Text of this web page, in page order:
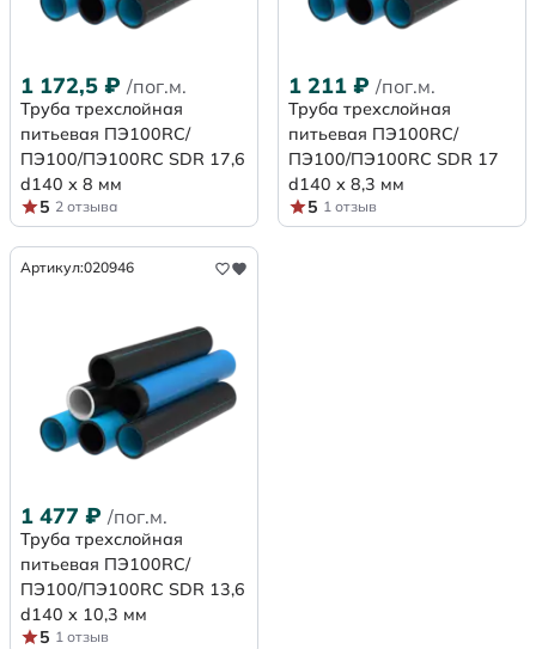
1 172,5 ₽ /пог.м.
Труба трехслойная
питьевая ПЭ100RC/
ПЭ100/ПЭ100RC SDR 17,6
d140 х 8 мм
5 2 отзыва
1 211 ₽ /пог.м.
Труба трехслойная
питьевая ПЭ100RC/
ПЭ100/ПЭ100RC SDR 17
d140 х 8,3 мм
5 1 отзыв
Артикул:020946
1 477 ₽ /пог.м.
Труба трехслойная
питьевая ПЭ100RC/
ПЭ100/ПЭ100RC SDR 13,6
d140 х 10,3 мм
5 1 отзыв